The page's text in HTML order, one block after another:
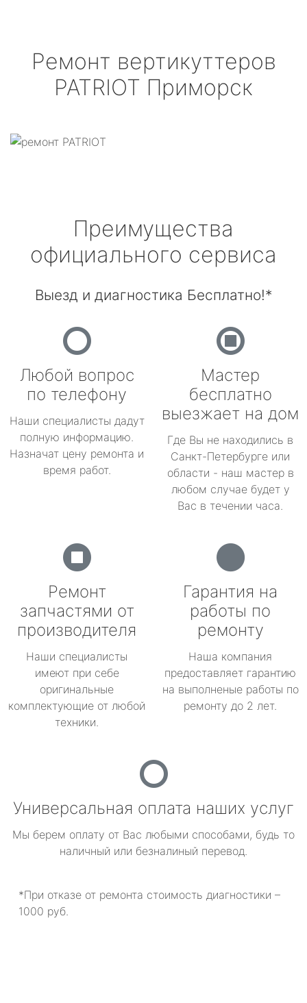
Ремонт вертикуттеров
PATRIOT Приморск
Преимущества
официального сервиса
Выезд и диагностика Бесплатно!*
Любой вопрос
по телефону
Наши специалисты дадут
полную информацию.
Назначат цену ремонта и
время работ.
Мастер
бесплатно
выезжает на дом
Где Вы не находились в
Санкт-Петербурге или
области - наш мастер в
любом случае будет у
Вас в течении часа.
Ремонт
запчастями от
производителя
Наши специалисты
имеют при себе
оригинальные
комплектующие от любой
техники.
Гарантия на
работы по
ремонту
Наша компания
предоставляет гарантию
на выполненые работы по
ремонту до 2 лет.
Универсальная оплата наших услуг
Мы берем оплату от Вас любыми способами, будь то
наличный или безналиный перевод.
*При отказе от ремонта стоимость диагностики –
1000 руб.